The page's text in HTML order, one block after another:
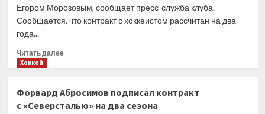
Егором Морозовым, сообщает пресс-служба клуба.
Сообщается, что контракт с хоккеистом рассчитан на два
года...
Читать далееПрочитать
«Динамо»
подписало
Хоккей
Форвард Абросимов подписал контракт
с «Северсталью» на два сезона